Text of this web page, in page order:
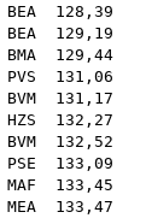
BEA
BEA
BMA
PVS
BVM
HZS
BVM
PSE
MAF
MEA